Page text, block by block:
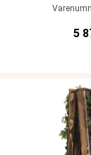
5